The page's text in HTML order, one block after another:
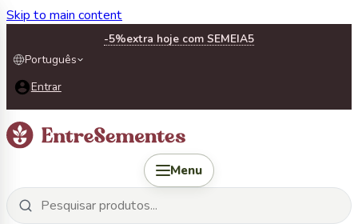
Skip to main content
-5%extra hoje com SEMEIA5
Português
Entrar
Menu